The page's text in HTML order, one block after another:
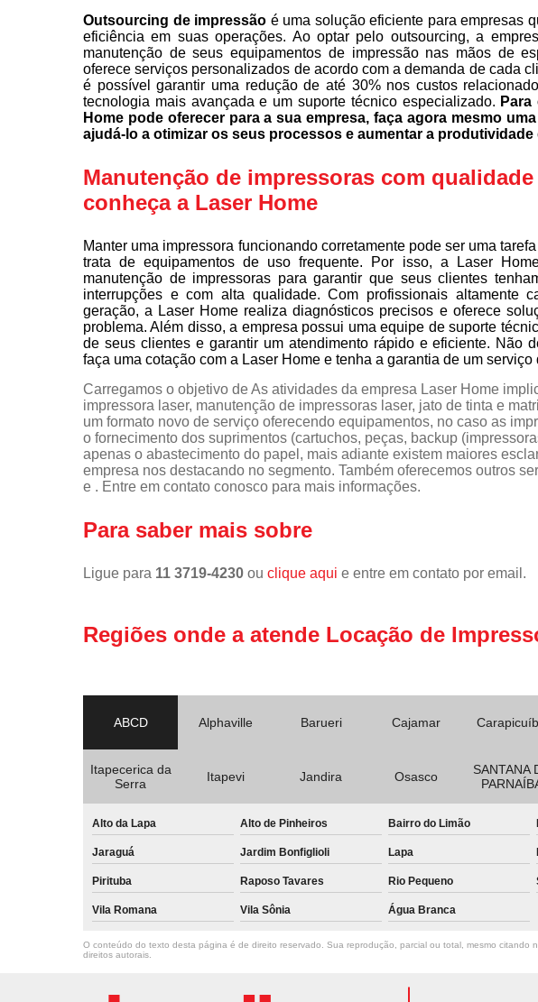
Outsourcing de impressão é uma solução eficiente para empresas
eficiência em suas operações. Ao optar pelo outsourcing, a
manutenção de seus equipamentos de impressão nas mãos de
oferece serviços personalizados de acordo com a demanda de cada
é possível garantir uma redução de até 30% nos custos
tecnologia mais avançada e um suporte técnico especializado.
Home pode oferecer para a sua empresa, faça agora mesmo
ajudá-lo a otimizar os seus processos e aumentar a produtividade
Manutenção de impressoras com
conheça a Laser Home
Manter uma impressora funcionando corretamente pode ser uma
trata de equipamentos de uso frequente. Por isso, a Laser
manutenção de impressoras para garantir que seus clientes
interrupções e com alta qualidade. Com profissionais altamente
geração, a Laser Home realiza diagnósticos precisos e oferece
problema. Além disso, a empresa possui uma equipe de suporte
de seus clientes e garantir um atendimento rápido e eficiente. Não
faça uma cotação com a Laser Home e tenha a garantia de um
Carregamos o objetivo de As atividades da empresa Laser Home
impressora laser, manutenção de impressoras laser, jato de tinta e
um formato novo de serviço oferecendo equipamentos, no caso as
o fornecimento dos suprimentos (cartuchos, peças, backup
apenas o abastecimento do papel, mais adiante existem maiores
empresa nos destacando no segmento. Também oferecemos outros
e . Entre em contato conosco para mais informações.
Para saber mais sobre
Ligue para 11 3719-4230 ou clique aqui e entre em contato por email.
Regiões onde a atende Locação de
ABCD Alphaville Barueri Cajamar
Itapecerica da
Serra
Itapevi Jandira Osasco
SANTANA
Alto da Lapa Alto de Pinheiros Bairro do Limão
Jaraguá Jardim Bonfiglioli Lapa
Pirituba Raposo Tavares Rio Pequeno
Vila Romana Vila Sônia Água Branca
O conteúdo do texto desta página é de direito reservado. Sua reprodução, parcial ou total, mesmo
direitos autorais